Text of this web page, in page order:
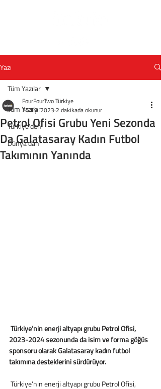
Yazı
Tüm Yazılar
Türkiye'den
Dünya'dan
Tüm Yazılar
Petrol Ofisi Grubu Yeni Sezonda
Da Galatasaray Kadın Futbol
Takımının Yanında
FourFourTwo Türkiye
25 Eyl 2023 2 dakikada okunur
2023-2024 sezonunda da isim ve forma göğüs
sponsoru olarak Galatasaray kadın futbol
takımına desteklerini sürdürüyor.